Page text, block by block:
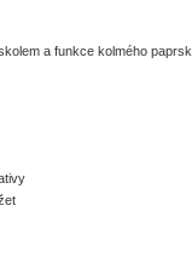
a funkce kolmého